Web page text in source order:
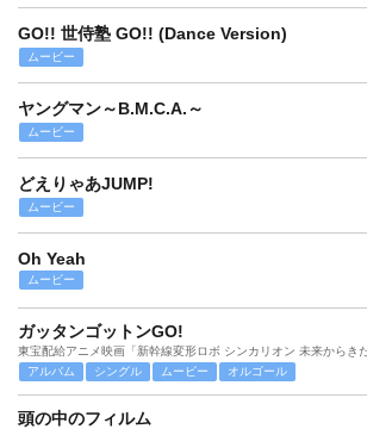
GO!! 世侍塾 GO!! (Dance Version)
ムービー
ヤングマン～B.M.C.A.～
ムービー
どえりゃあJUMP!
ムービー
Oh Yeah
ムービー
ガッタンゴットンGO!
アルバム
シングル ムービー オルゴール
頭の中のフィルム